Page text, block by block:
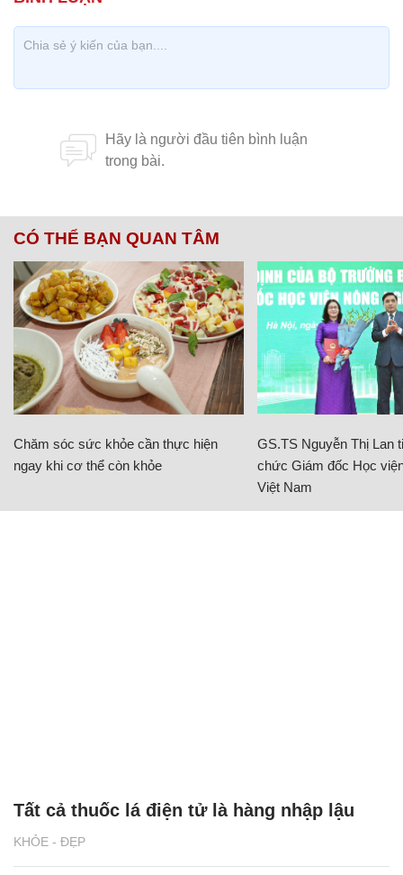
CÓ THỂ BẠN QUAN TÂM
Chăm sóc sức khỏe cần thực hiện
ngay khi cơ thể còn khỏe
GS.TS Nguyễn Thị Lan
chức Giám đốc Học
Việt Nam
KHỎE - ĐẸP
Tất cả thuốc lá điện tử là hàng nhập lậu